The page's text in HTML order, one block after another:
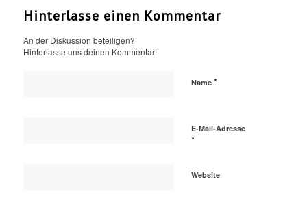
Hinterlasse einen Kommentar
An der Diskussion beteiligen?
Hinterlasse uns deinen Kommentar!
Name *
E-Mail-Adresse
*
Website